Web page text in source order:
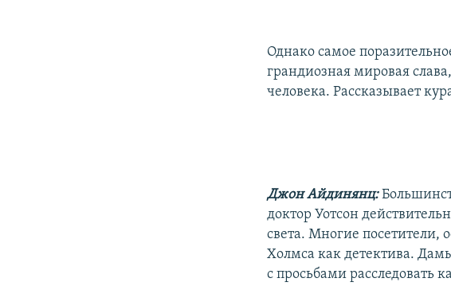
Однако самое
грандиозная мировая
человека. Рассказывает
Джон Айдинянц:
доктор Уотсон
света. Многие посетители,
Холмса как детектива.
с просьбами расследовать